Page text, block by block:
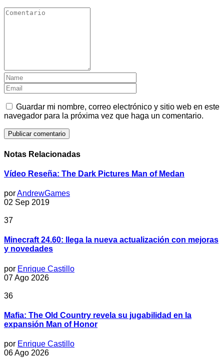
Guardar mi nombre, correo electrónico y sitio web en este
navegador para la próxima vez que haga un comentario.
Notas Relacionadas
Vídeo Reseña: The Dark Pictures Man of Medan
porAndrewGames
02 Sep 2019
37
Minecraft 24.60: llega la nueva actualización con mejoras
y novedades
por Enrique Castillo
07 Ago 2026
36
Mafia: The Old Country revela su jugabilidad en la
expansión Man of Honor
por Enrique Castillo
06 Ago 2026